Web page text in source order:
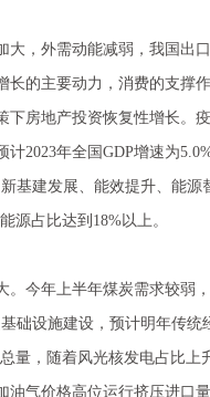
，外需动能减弱，我国出
的主要动力，消费的支撑
房地产投资恢复性增长。
2023年全国GDP增速为
基建发展、能效提升、能源
源占比达到18%以上。
今年上半年煤炭需求较弱
础设施建设，预计明年传统
量，随着风光核发电占比上
气价格高位运行挤压进口